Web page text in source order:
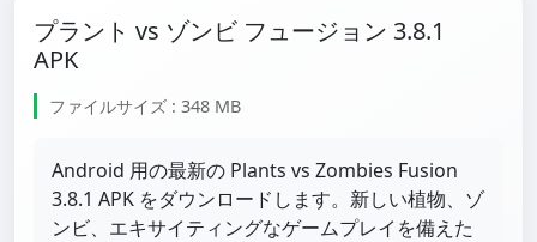
プラント vs ゾンビ フュージョン 3.8.1
APK
ファイルサイズ : 348 MB
Android 用の最新の Plants vs Zombies Fusion
3.8.1 APK をダウンロードします。新しい植物、ゾ
ンビ、エキサイティングなゲームプレイを備えた